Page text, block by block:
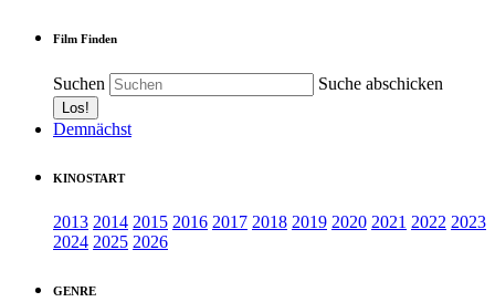
Film Finden
Suchen Suche abschicken
Demnächst
KINOSTART
2013 2014 2015 2016 2017 2018 2019 2020 2021 2022 2023
2024 2025 2026
GENRE